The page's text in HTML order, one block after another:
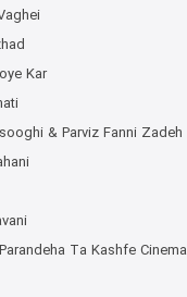
Kar
& Parviz Fanni Zadeh
Ta Kashfe Cinema